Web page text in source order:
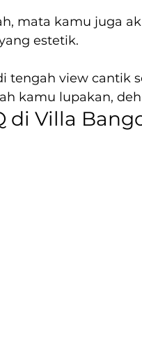
mata kamu juga
estetik.
tengah view cantik
kamu lupakan,
di Villa